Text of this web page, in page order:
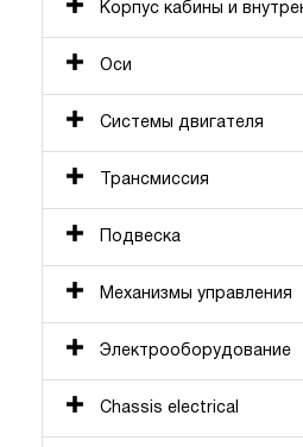
Корпус кабины и
Оси
Системы двигателя
Трансмиссия
Подвеска
Механизмы управления
Электрооборудование
Chassis electrical